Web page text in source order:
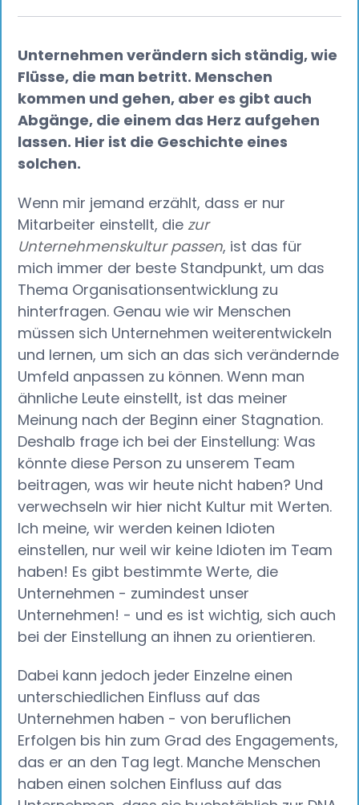
Unternehmen verändern sich ständig, wie
Flüsse, die man betritt. Menschen
kommen und gehen, aber es gibt auch
Abgänge, die einem das Herz aufgehen
lassen. Hier ist die Geschichte eines
solchen.
Wenn mir jemand erzählt, dass er nur
Mitarbeiter einstellt, die zur
Unternehmenskultur passen, ist das für
mich immer der beste Standpunkt, um das
Thema Organisationsentwicklung zu
hinterfragen. Genau wie wir Menschen
müssen sich Unternehmen weiterentwickeln
und lernen, um sich an das sich verändernde
Umfeld anpassen zu können. Wenn man
ähnliche Leute einstellt, ist das meiner
Meinung nach der Beginn einer Stagnation.
Deshalb frage ich bei der Einstellung: Was
könnte diese Person zu unserem Team
beitragen, was wir heute nicht haben? Und
verwechseln wir hier nicht Kultur mit Werten.
Ich meine, wir werden keinen Idioten
einstellen, nur weil wir keine Idioten im Team
haben! Es gibt bestimmte Werte, die
Unternehmen - zumindest unser
Unternehmen! - und es ist wichtig, sich auch
bei der Einstellung an ihnen zu orientieren.
Dabei kann jedoch jeder Einzelne einen
unterschiedlichen Einfluss auf das
Unternehmen haben - von beruflichen
Erfolgen bis hin zum Grad des Engagements,
das er an den Tag legt. Manche Menschen
haben einen solchen Einfluss auf das